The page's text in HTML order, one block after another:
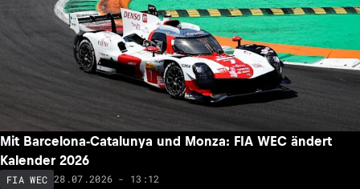
Mit Barcelona-Catalunya und Monza: FIA WEC ändert
Kalender 2026
FIA WEC 28.07.2026 - 13:12